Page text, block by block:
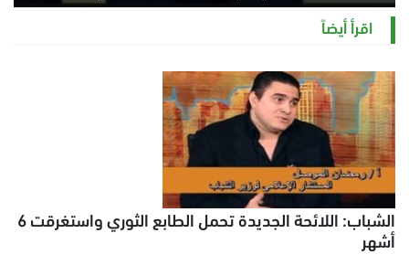
السبت 8 أغسطس 2026 11:21 ص
اقرأ أيضاً
الشباب: اللائحة الجديدة تحمل الطابع الثوري واستغرقت 6
أشهر